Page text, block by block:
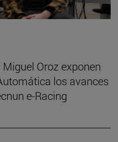
Oroz exponen
los avances
e-Racing